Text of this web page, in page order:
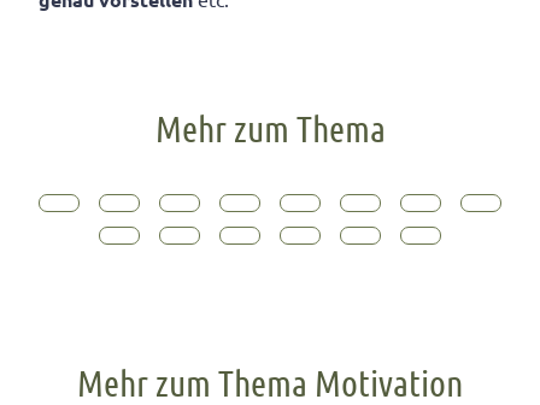
Mehr zum Thema
Mehr zum Thema Motivation